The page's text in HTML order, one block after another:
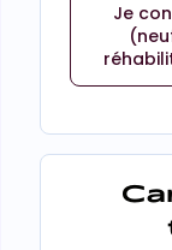
Je